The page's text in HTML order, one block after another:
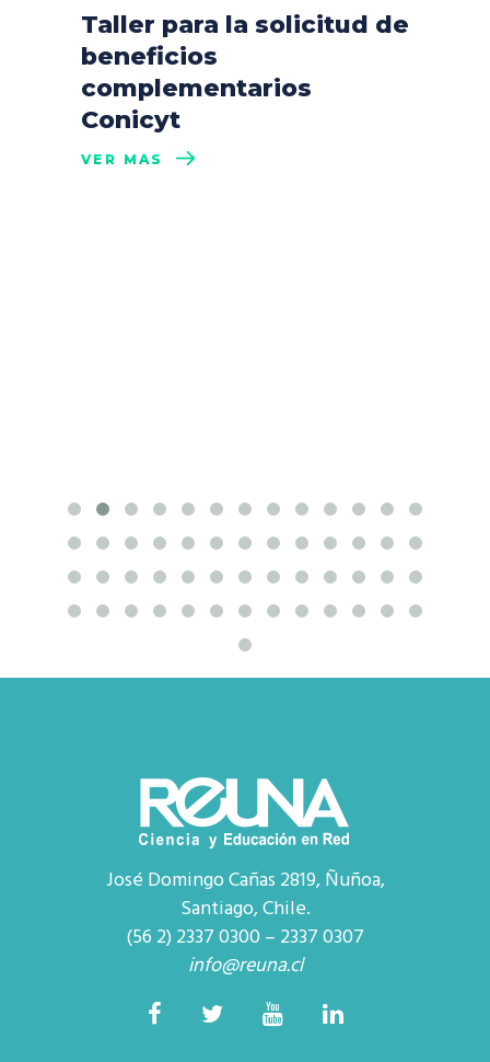
Taller para la solicitud de
beneficios
complementarios
Conicyt
VER MÁS
José Domingo Cañas 2819, Ñuñoa,
Santiago, Chile.
(56 2) 2337 0300 – 2337 0307
info@reuna.cl